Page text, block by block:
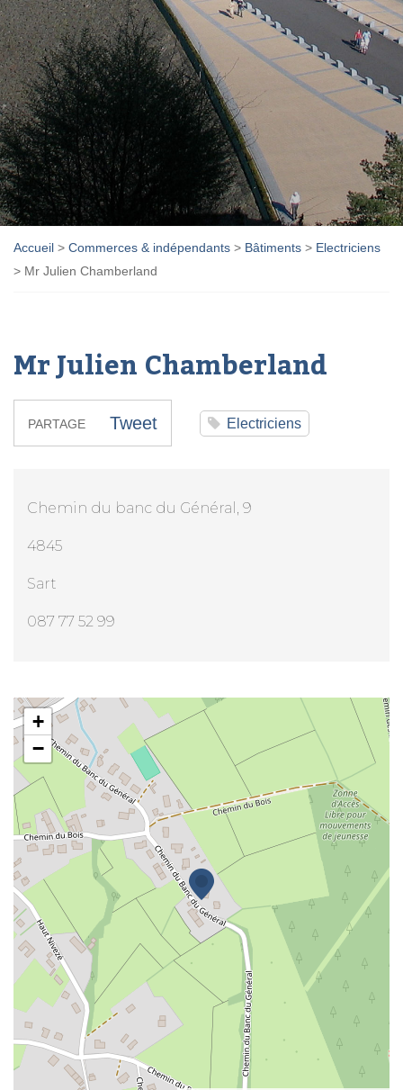
Accueil > Commerces & indépendants > Bâtiments > Electriciens
> Mr Julien Chamberland
Mr Julien Chamberland
PARTAGE Tweet Electriciens
Chemin du banc du Général, 9
4845
Sart
087 77 52 99
Mr Julien Chamberland
+
−